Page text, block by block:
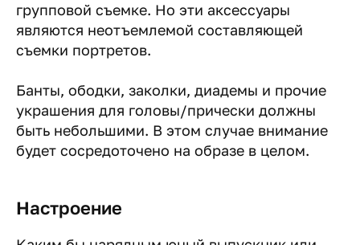
групповой съемке. Но эти аксессуары
являются неотъемлемой составляющей
съемки портретов.
Банты, ободки, заколки, диадемы и прочие
украшения для головы/прически должны
быть небольшими. В этом случае внимание
будет сосредоточено на образе в целом.
Настроение